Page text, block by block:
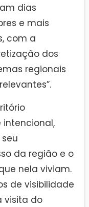
dias
e mais
com a
dos
regionais
intencional,
da região e o
nela viviam.
de visibilidade
visita do